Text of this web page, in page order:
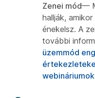
Zenei mód—
hallják,
énekelsz. A
további
üzemmód